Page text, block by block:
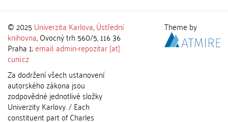
© 2025 Univerzita Karlova,Ústřední
knihovna, Ovocný trh 560/5, 116 36
Praha 1;email: admin-repozitar [at]
cuni.cz
Za dodržení všech ustanovení
autorského zákona jsou
zodpovědné jednotlivé složky
Univerzity Karlovy. / Each
constituent part of Charles
Theme by